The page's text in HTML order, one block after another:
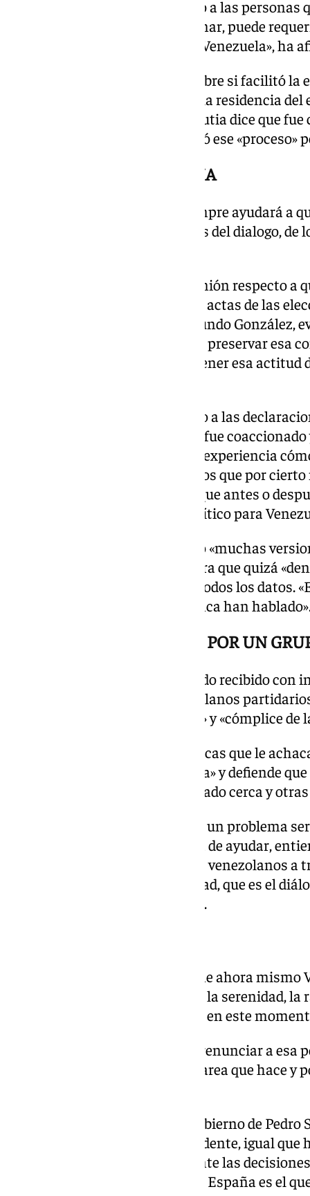
ustedes comprender que le debo a las
porque el futuro puede determinar, puede
en la difícil situación que tiene Venezuela», ha
También ha sido preguntado sobre si facilitó la
Venezuela, Delcy Rodríguez, en la residencia
Venezuela, donde González Urrutia dice que
este respecto dice que no facilitó ese «proceso»
DISCRECIÓN Y PRUDENCIA
En la misma línea dice que siempre ayudará a
y tenga futuro y lo hará «a través del dialogo,
Al ser cuestionado sobre su opinión respecto a
Maduro no haya presentado las actas de las
demuestran la victoria de Edmundo González,
hacer valoraciones porque debo preservar esa
preservar la confianza es mantener esa actitud
Tampoco se pronuncia respecto a las
que una vez en España dijo que fue
abandonase Venezuela. «Sé por experiencia
muchos de los opositores, con los que por
estoy plenamente convencido que antes o
solución política, de diálogo político para
En este sentido dice que ha oído «muchas
«escuchar y respetar» y considera que quizá
podrán conocer la versión con todos los datos.
participado los mediadores nunca han
RECIBIDO CON INSULTOS POR UN
El expresidente socialista ha sido recibido con
por parte de un grupo de venezolanos
llamado «traidor», «delincuente» y «cómplice
Al ser preguntado sobre las críticas que le
que las acepta «como demócrata» y defiende
soluciones que «a veces han estado cerca y
«Desde hace diez años tenemos un problema
respetar y desde luego mi forma de ayudar,
maneras, es dar esperanza a los venezolanos a
soluciona los conflictos de verdad, que es el
desde los valores», ha sostenido.
Además, sobre la salida que tiene ahora mismo
esperar, yo pienso que la calma, la serenidad,
diálogo, ya sé que es dificilísimo en este
Finalmente señala que no va a renunciar a
la discreción «por lealtad» a la tarea que hace y
Por otro lado, respecto a si el Gobierno de
Edmundo González como presidente, igual
que el Ejecutivo «toma libremente las
ha defendido que el Gobierno de España es el